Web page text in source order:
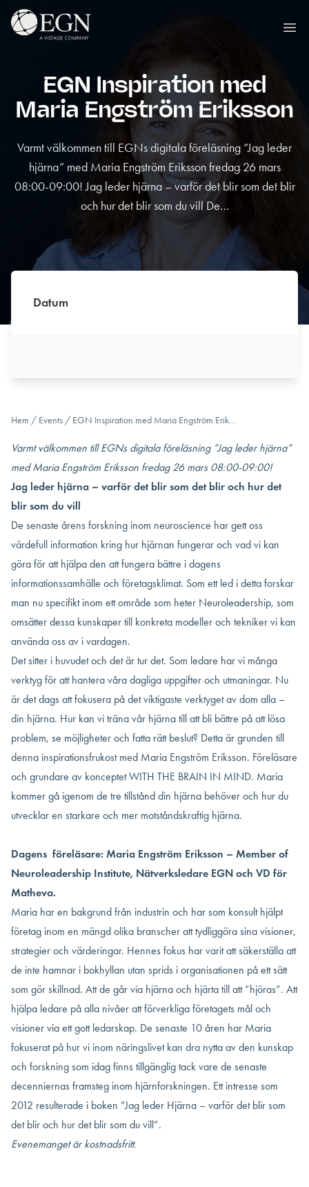
Hoppa till innehåll
Executives' Global Network
EGN Inspiration med
Maria Engström Eriksson
Varmt välkommen till EGNs digitala föreläsning ”Jag leder
hjärna” med Maria Engström Eriksson fredag 26 mars
08:00-09:00! Jag leder hjärna – varför det blir som det blir
och hur det blir som du vill De…
Datum
Hem / Events / EGN Inspiration med Maria Engström Erik…
Varmt välkommen till EGNs digitala föreläsning ”Jag leder hjärna”
medMaria Engström Eriksson fredag 26 mars 08:00-09:00!
Jag leder hjärna – varför det blir som det blir och hur det
blir som du vill
De senaste årens forskning inom neuroscience har gett oss
värdefull information kring hur hjärnan fungerar och vad vi kan
göra för att hjälpa den att fungera bättre i dagens
informationssamhälle och företagsklimat. Som ett led i detta forskar
man nu specifikt inom ett område som heter Neuroleadership, som
omsätter dessa kunskaper till konkreta modeller och tekniker vi kan
använda oss av i vardagen.
Det sitter i huvudet och det är tur det. Som ledare har vi många
verktyg för att hantera våra dagliga uppgifter och utmaningar. Nu
är det dags att fokusera på det viktigaste verktyget av dom alla –
din hjärna. Hur kan vi träna vår hjärna till att bli bättre på att lösa
problem, se möjligheter och fatta rätt beslut? Detta är grunden till
denna inspirationsfrukost med Maria Engström Eriksson. Föreläsare
och grundare av konceptet WITH THE BRAIN IN MIND. Maria
kommer gå igenom de tre tillstånd din hjärna behöver och hur du
utvecklar en starkare och mer motståndskraftig hjärna.
Dagens föreläsare: Maria Engström Eriksson – Member of
Neuroleadership Institute, Nätverksledare EGN och VD för
Matheva.
Maria har en bakgrund från industrin och har som konsult hjälpt
företag inom en mängd olika branscher att tydliggöra sina visioner,
strategier och värderingar. Hennes fokus har varit att säkerställa att
de inte hamnar i bokhyllan utan sprids i organisationen på ett sätt
som gör skillnad. Att de går via hjärna och hjärta till att ”hjöras”. Att
hjälpa ledare på alla nivåer att förverkliga företagets mål och
visioner via ett gott ledarskap. De senaste 10 åren har Maria
fokuserat på hur vi inom näringslivet kan dra nytta av den kunskap
och forskning som idag finns tillgänglig tack vare de senaste
decenniernas framsteg inom hjärnforskningen. Ett intresse som
2012 resulterade i boken ”Jag leder Hjärna – varför det blir som
det blir och hur det blir som du vill”.
Evenemanget är kostnadsfritt.